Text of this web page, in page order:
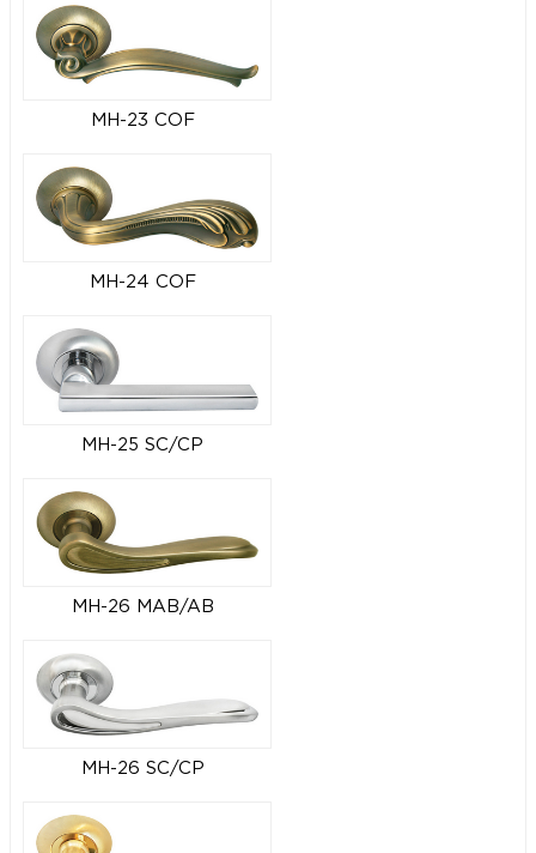
MH-23 COF
MH-24 COF
MH-25 SC/CP
MH-26 MAB/AB
MH-26 SC/CP